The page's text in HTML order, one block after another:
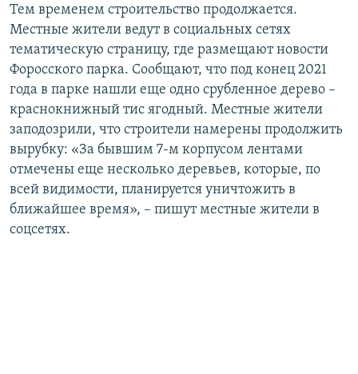
Тем временем строительство продолжается.
Местные жители ведут в социальных сетях
тематическую страницу, где размещают новости
Форосского парка. Сообщают, что под конец 2021
года в парке нашли еще одно срубленное дерево –
краснокнижный тис ягодный. Местные жители
заподозрили, что строители намерены продолжить
вырубку: «За бывшим 7-м корпусом лентами
отмечены еще несколько деревьев, которые, по
всей видимости, планируется уничтожить в
ближайшее время», – пишут местные жители в
соцсетях.